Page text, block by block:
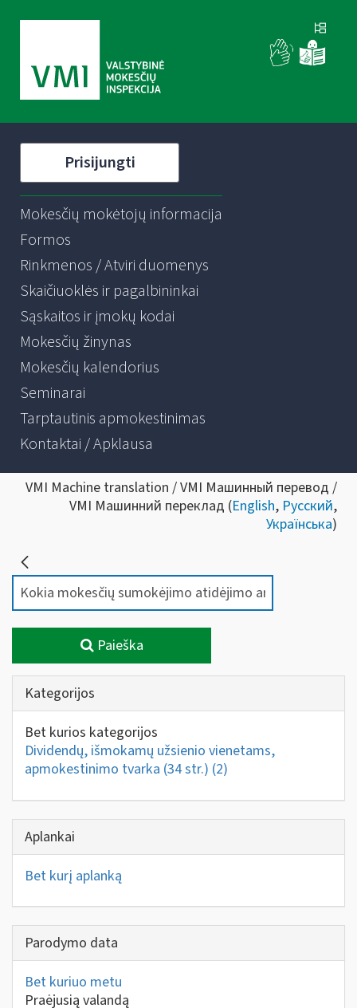
Prisijungti
Mokesčių mokėtojų informacija
Formos
Rinkmenos / Atviri duomenys
Skaičiuoklės ir pagalbininkai
Sąskaitos ir įmokų kodai
Mokesčių žinynas
Mokesčių kalendorius
Seminarai
Tarptautinis apmokestinimas
Kontaktai / Apklausa
VMI Machine translation / VMI Машинный перевод /
VMI Машинний переклад (English, Русский,
Українська)
Paieška
Kategorijos
Bet kurios kategorijos
Dividendų, išmokamų užsienio vienetams,
apmokestinimo tvarka (34 str.) (2)
Aplankai
Bet kurį aplanką
Parodymo data
Bet kuriuo metu
Praėjusią valandą